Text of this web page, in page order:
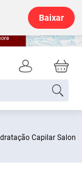
Baixar
Capilar Salon